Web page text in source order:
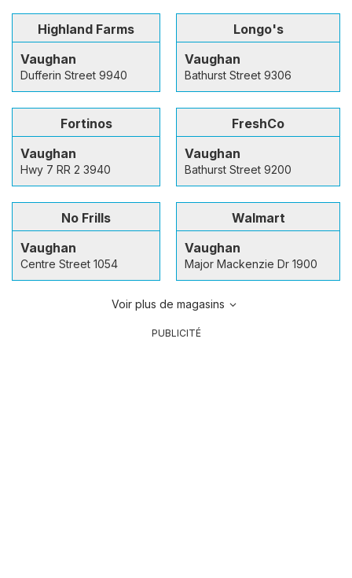
Highland Farms
Vaughan
Dufferin Street 9940
Longo's
Vaughan
Bathurst Street 9306
Fortinos
Vaughan
Hwy 7 RR 2 3940
FreshCo
Vaughan
Bathurst Street 9200
No Frills
Vaughan
Centre Street 1054
Walmart
Vaughan
Major Mackenzie Dr 1900
Voir plus de magasins
PUBLICITÉ